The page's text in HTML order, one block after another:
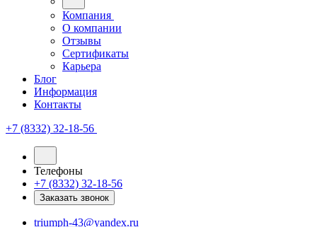
Компания
О компании
Отзывы
Сертификаты
Карьера
Блог
Информация
Контакты
+7 (8332) 32-18-56
Телефоны
+7 (8332) 32-18-56
Заказать звонок
triumph-43@yandex.ru